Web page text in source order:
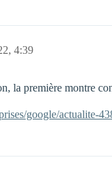
4:39
la première montre
google/actualite-